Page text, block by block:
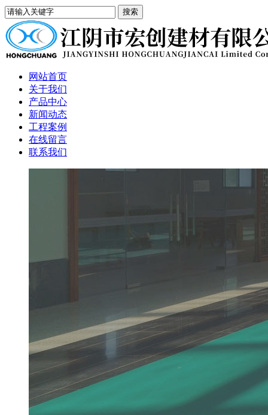
网站首页
关于我们
产品中心
新闻动态
工程案例
在线留言
联系我们